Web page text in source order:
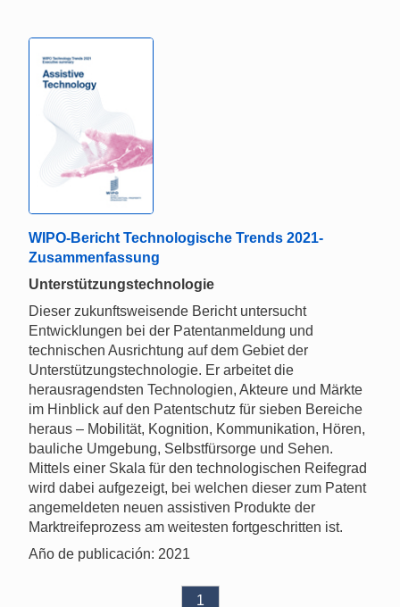
WIPO-Bericht Technologische Trends 2021-
Zusammenfassung
Unterstützungstechnologie
Dieser zukunftsweisende Bericht untersucht
Entwicklungen bei der Patentanmeldung und
technischen Ausrichtung auf dem Gebiet der
Unterstützungstechnologie. Er arbeitet die
herausragendsten Technologien, Akteure und Märkte
im Hinblick auf den Patentschutz für sieben Bereiche
heraus – Mobilität, Kognition, Kommunikation, Hören,
bauliche Umgebung, Selbstfürsorge und Sehen.
Mittels einer Skala für den technologischen Reifegrad
wird dabei aufgezeigt, bei welchen dieser zum Patent
angemeldeten neuen assistiven Produkte der
Marktreifeprozess am weitesten fortgeschritten ist.
Año de publicación: 2021
1